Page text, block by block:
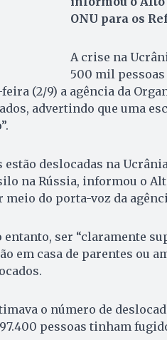
ONU para os
A crise na
500 mil pessoas
(2/9) a agência da
advertindo que uma
deslocadas na
na Rússia, informou o
meio do porta-voz da
ser “claramente
em casa de parentes ou
o número de
pessoas tinham